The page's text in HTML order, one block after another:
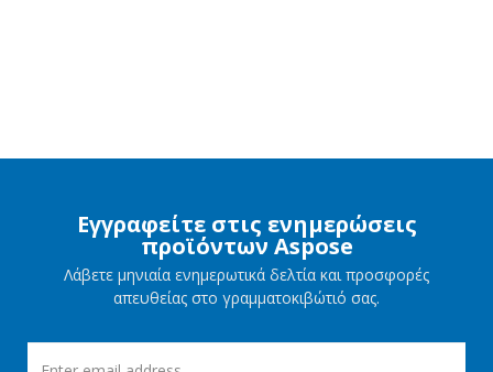
Εγγραφείτε στις ενημερώσεις
προϊόντων Aspose
Λάβετε μηνιαία ενημερωτικά δελτία και προσφορές
απευθείας στο γραμματοκιβώτιό σας.